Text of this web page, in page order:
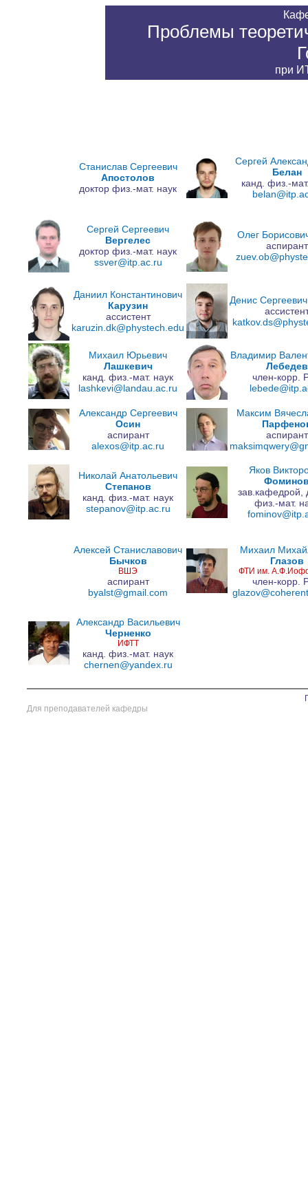
Проблемы
при
Cтaниcлав Сeргеeвич
Aпостолoв
доктор физ.-мат. наук
Сергей
Белан
канд. физ.-
Сергей Сергеевич
Вергелес
доктор физ.-мат. наук
ssver@itp.ac.ru
Олег
аспирант
Даниил Константинович
Карузин
ассистент
karuzin.dk@phystech.edu
Денис
Михаил Юрьевич
Лашкевич
канд. физ.-мат. наук
lashkevi@landau.ac.ru
Владимир
Лебедев
член-корр.
Александр Сергеевич
Осин
аспирант
alexos@itp.ac.ru
Максим
аспирант
Николай Анатольевич
Степанов
канд. физ.-мат. наук
stepanov@itp.ac.ru
Яков
зав.кафедрой,
физ.-мат.
Алексей Станиславович
Бычков
ВШЭ
аспирант
byalst@gmail.com
Михаил
Глазов
ФТИ им.
член-корр.
Александр Васильевич
Черненко
ИФТТ
канд. физ.-мат. наук
chernen@yandex.ru
Для преподавателей кафедры